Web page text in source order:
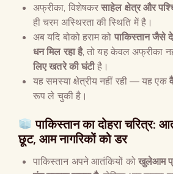
अफ्रीका, विशेषकरसाहेल क्षेत्र और
ही चरम अस्थिरता की स्थिति में है।
अब यदि बोको हराम को पाकिस्तान जैसे
धन मिल रहा है, तो यह केवल अफ्रीका
लिए खतरे की घंटीहै।
यह समस्या क्षेत्रीय नहीं रही — यह एक
रूप ले चुकी है।
पाकिस्तान का दोहरा चरित्र:
छूट, आम नागरिकों को डर
पाकिस्तान अपने आतंकियों कोखुलेआम